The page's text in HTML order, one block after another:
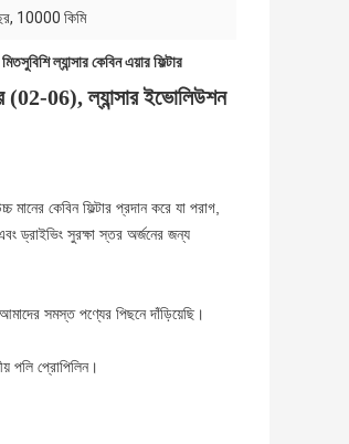
10000 কিমি
মিতসুবিশি ল্যান্সার কেবিন এয়ার ফিল্টার
(02-06), ল্যান্সার ইভোলিউশন
কেবিন ফিল্টার প্রদান করে যা পরাগ,
ড্রাইভিং সুরক্ষা স্তর অর্জনের জন্য
সমস্ত পণ্যের পিছনে দাঁড়িয়েছি।
পলি প্রোপিলিন।